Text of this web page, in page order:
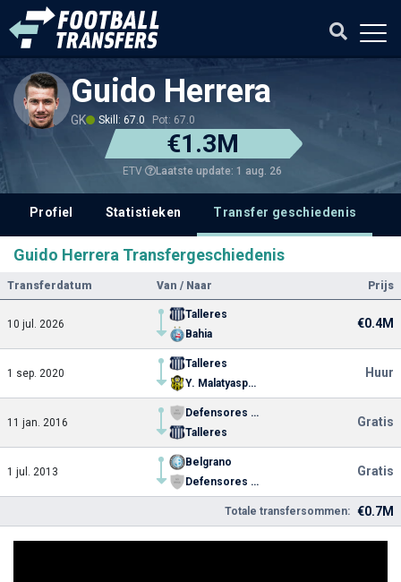
Guido Herrera
GK Skill: 67.0 Pot: 67.0
€1.3M
ETV Laatste update: 1 aug. 26
Profiel Statistieken Transfer geschiedenis
Guido Herrera Transfergeschiedenis
Transferdatum Van / Naar Prijs
10 jul. 2026
Talleres
Bahia
€0.4M
1 sep. 2020
Talleres
Y. Malatyaspor
Huur
11 jan. 2016
Defensores de Belgrano de Villa Ramallo
Talleres
Gratis
1 jul. 2013
Belgrano
Defensores de Belgrano de Villa Ramallo
Gratis
Totale transfersommen: €0.7M